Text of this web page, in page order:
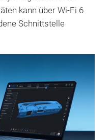
kann über Wi-Fi 6
Schnittstelle